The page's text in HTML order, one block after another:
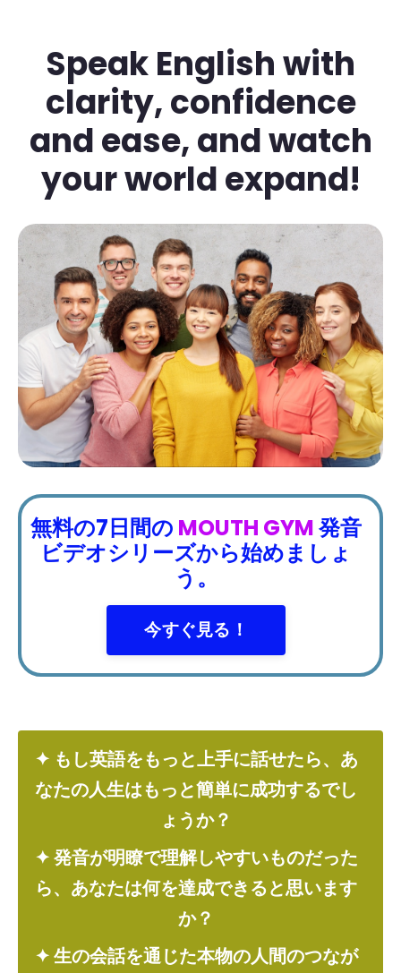
Speak English with
clarity, confidence
and ease, and watch
your world expand!
無料の7日間の MOUTH GYM発音
ビデオシリーズから始めましょ
う。
今すぐ見る！
✦ もし英語をもっと上手に話せたら、あ
なたの人生はもっと簡単に成功するでし
ょうか？
✦ 発音が明瞭で理解しやすいものだった
ら、あなたは何を達成できると思います
か？
✦ 生の会話を通じた本物の人間のつなが